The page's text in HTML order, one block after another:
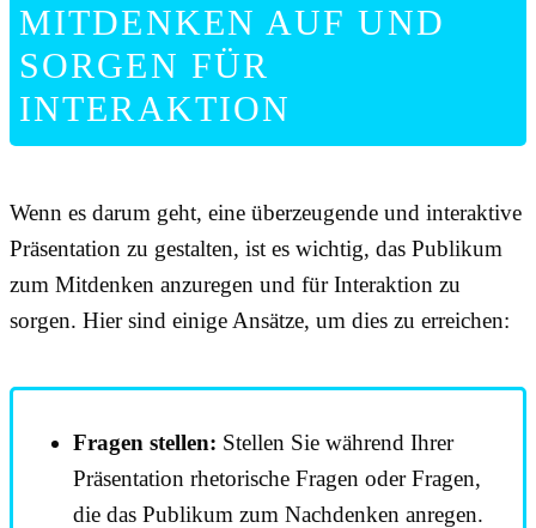
MITDENKEN AUF UND
SORGEN FÜR
INTERAKTION
Wenn es darum geht, eine überzeugende und interaktive
Präsentation zu gestalten, ist es wichtig, das Publikum
zum Mitdenken anzuregen und für Interaktion zu
sorgen. Hier sind einige Ansätze, um dies zu erreichen:
Fragen stellen: Stellen Sie während Ihrer
Präsentation rhetorische Fragen oder Fragen,
die das Publikum zum Nachdenken anregen.